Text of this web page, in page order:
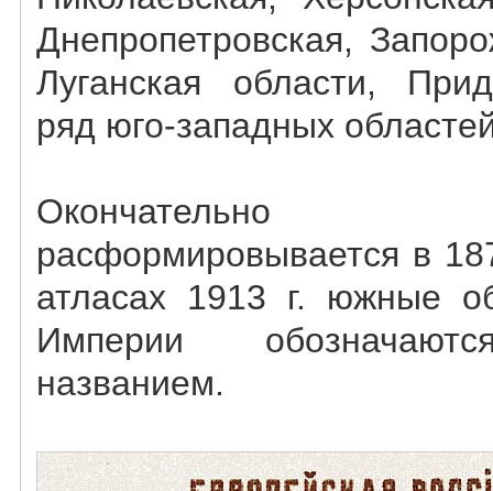
Днепропетровская,
Луганская области,
ряд юго-западных
расформировывается в
атласах 1913 г. южные
Империи
названием.